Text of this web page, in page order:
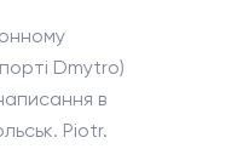
Dmytro)
в
Piotr.